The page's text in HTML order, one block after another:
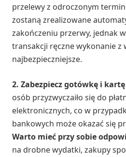
przelewy z odroczonym
zostaną zrealizowane
zakończeniu przerwy, jednak
transakcji ręczne wykonanie z
najbezpieczniejsze.
2. Zabezpiecz gotówkę i
osób przyzwyczaiło się do
elektronicznych, co w
bankowych może okazać się
Warto mieć przy sobie
na drobne wydatki, zakupy